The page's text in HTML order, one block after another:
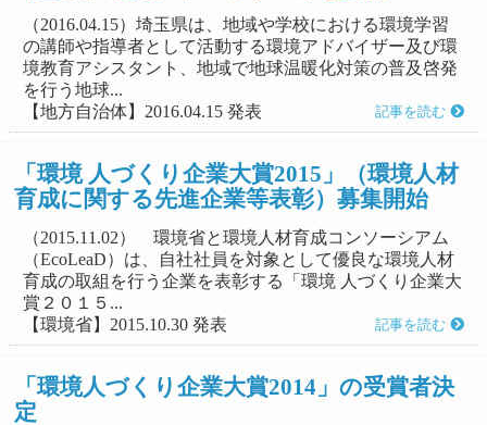
（2016.04.15）埼玉県は、地域や学校における環境学習
の講師や指導者として活動する環境アドバイザー及び環
境教育アシスタント、地域で地球温暖化対策の普及啓発
を行う地球...
【地方自治体】2016.04.15 発表
記事を読む
「環境 人づくり企業大賞2015」（環境人材
育成に関する先進企業等表彰）募集開始
（2015.11.02） 環境省と環境人材育成コンソーシアム
（EcoLeaD）は、自社社員を対象として優良な環境人材
育成の取組を行う企業を表彰する「環境 人づくり企業大
賞２０１５...
【環境省】2015.10.30 発表
記事を読む
「環境人づくり企業大賞2014」の受賞者決
定